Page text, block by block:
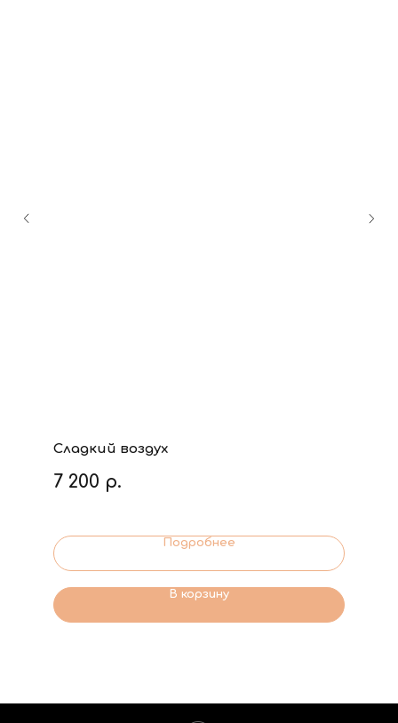
Сладкий воздух
7 200 р.
Подробнее
В корзину